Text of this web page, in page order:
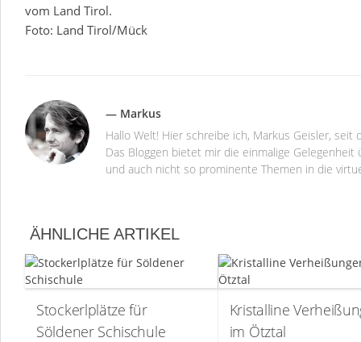
vom Land Tirol.
Foto: Land Tirol/Mück
— Markus
Hallo Welt! Hier schreibe ich, Markus Geisler,
Das Bloggen bietet mir die einmalige
und auch nicht so prominente Themen in die
ÄHNLICHE ARTIKEL
Stockerlplätze für
Söldener Schischule
Kristalline
im Ötztal